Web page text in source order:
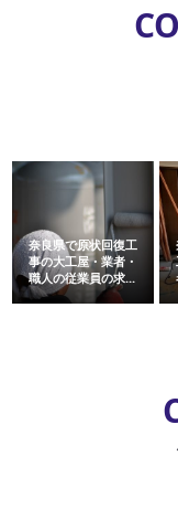
奈良県で原状回復工
事の大工屋・業者・
職人の従業員の求...